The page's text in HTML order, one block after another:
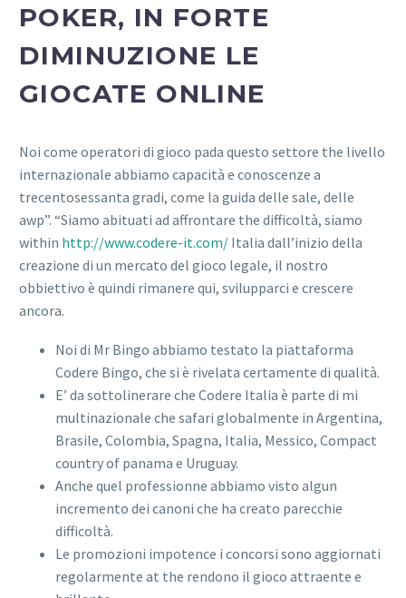
POKER, IN FORTE
DIMINUZIONE LE
GIOCATE ONLINE
Noi come operatori di gioco pada questo settore the livello
internazionale abbiamo capacità e conoscenze a
trecentosessanta gradi, come la guida delle sale, delle
awp”. “Siamo abituati ad affrontare the difficoltà, siamo
within http://www.codere-it.com/ Italia dall’inizio della
creazione di un mercato del gioco legale, il nostro
obbiettivo è quindi rimanere qui, svilupparci e crescere
ancora.
Noi di Mr Bingo abbiamo testato la piattaforma
Codere Bingo, che si è rivelata certamente di qualità.
E’ da sottolinerare che Codere Italia è parte di mi
multinazionale che safari globalmente in Argentina,
Brasile, Colombia, Spagna, Italia, Messico, Compact
country of panama e Uruguay.
Anche quel professionne abbiamo visto algun
incremento dei canoni che ha creato parecchie
difficoltà.
Le promozioni impotence i concorsi sono aggiornati
regolarmente at the rendono il gioco attraente e